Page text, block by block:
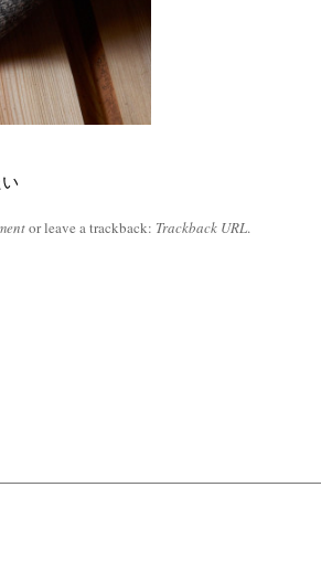
or leave a trackback: Trackback URL.